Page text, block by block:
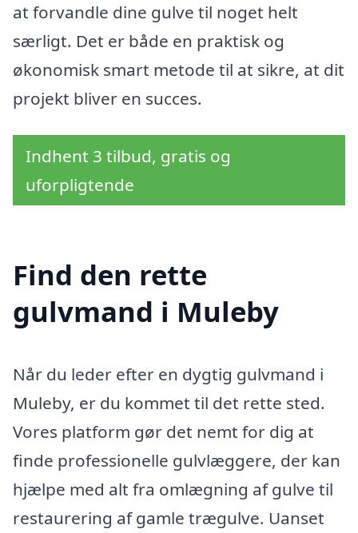
at forvandle dine gulve til noget helt
særligt. Det er både en praktisk og
økonomisk smart metode til at sikre, at dit
projekt bliver en succes.
Indhent 3 tilbud, gratis og
uforpligtende
Find den rette
gulvmand i Muleby
Når du leder efter en dygtig gulvmand i
Muleby, er du kommet til det rette sted.
Vores platform gør det nemt for dig at
finde professionelle gulvlæggere, der kan
hjælpe med alt fra omlægning af gulve til
restaurering af gamle trægulve. Uanset